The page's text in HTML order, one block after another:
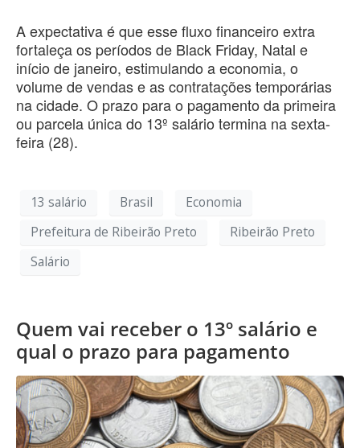
​A expectativa é que esse fluxo financeiro extra
fortaleça os períodos de Black Friday, Natal e
início de janeiro, estimulando a economia, o
volume de vendas e as contratações temporárias
na cidade. O prazo para o pagamento da primeira
ou parcela única do 13º salário termina na sexta-
feira (28).
13 salário Brasil
Economia
Prefeitura de Ribeirão Preto
Ribeirão Preto
Salário
Quem vai receber o 13º salário e
qual o prazo para pagamento